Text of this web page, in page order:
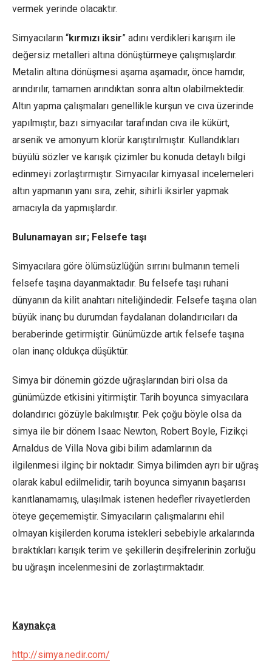
vermek yerinde olacaktır.
Simyacıların “kırmızı iksir” adını verdikleri karışım ile
değersiz metalleri altına dönüştürmeye çalışmışlardır.
Metalin altına dönüşmesi aşama aşamadır, önce hamdır,
arındırılır, tamamen arındıktan sonra altın olabilmektedir.
Altın yapma çalışmaları genellikle kurşun ve cıva üzerinde
yapılmıştır, bazı simyacılar tarafından cıva ile kükürt,
arsenik ve amonyum klorür karıştırılmıştır. Kullandıkları
büyülü sözler ve karışık çizimler bu konuda detaylı bilgi
edinmeyi zorlaştırmıştır. Simyacılar kimyasal incelemeleri
altın yapmanın yanı sıra, zehir, sihirli iksirler yapmak
amacıyla da yapmışlardır.
Bulunamayan sır; Felsefe taşı
Simyacılara göre ölümsüzlüğün sırrını bulmanın temeli
felsefe taşına dayanmaktadır. Bu felsefe taşı ruhani
dünyanın da kilit anahtarı niteliğindedir. Felsefe taşına olan
büyük inanç bu durumdan faydalanan dolandırıcıları da
beraberinde getirmiştir. Günümüzde artık felsefe taşına
olan inanç oldukça düşüktür.
Simya bir dönemin gözde uğraşlarından biri olsa da
günümüzde etkisini yitirmiştir. Tarih boyunca simyacılara
dolandırıcı gözüyle bakılmıştır. Pek çoğu böyle olsa da
simya ile bir dönem Isaac Newton, Robert Boyle, Fizikçi
Arnaldus de Villa Nova gibi bilim adamlarının da
ilgilenmesi ilginç bir noktadır. Simya bilimden ayrı bir uğraş
olarak kabul edilmelidir, tarih boyunca simyanın başarısı
kanıtlanamamış, ulaşılmak istenen hedefler rivayetlerden
öteye geçememiştir. Simyacıların çalışmalarını ehil
olmayan kişilerden koruma istekleri sebebiyle arkalarında
bıraktıkları karışık terim ve şekillerin deşifrelerinin zorluğu
bu uğraşın incelenmesini de zorlaştırmaktadır.
Kaynakça
http://simya.nedir.com/